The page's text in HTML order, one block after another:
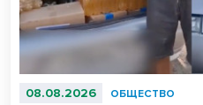
08.08.2026 ОБЩЕСТВО